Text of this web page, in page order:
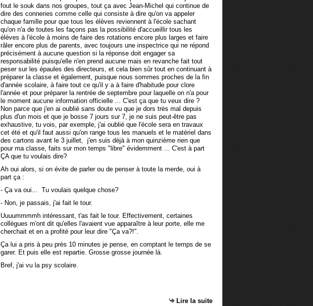
fout le souk dans nos groupes, tout ça avec Jean-Michel qui continue de
dire des conneries comme celle qui consiste à dire qu'on va appeler
chaque famille pour que tous les élèves reviennent à l'école sachant
qu'on n'a de toutes les façons pas la possibilité d'accueillir tous les
élèves à l'école à moins de faire des rotations encore plus larges et faire
râler encore plus de parents, avec toujours une inspectrice qui ne répond
précisément à aucune question si la réponse doit engager sa
responsabilité puisqu'elle n'en prend aucune mais en revanche fait tout
peser sur les épaules des directeurs, et cela bien sûr tout en continuant à
préparer la classe et également, puisque nous sommes proches de la fin
d'année scolaire, à faire tout ce qu'il y a à faire d'habitude pour clore
l'année et pour préparer la rentrée de septembre pour laquelle on n'a pour
le moment aucune information officielle ... C'est ça que tu veux dire ?
Non parce que j'en ai oublié sans doute vu que je dors très mal depuis
plus d'un mois et que je bosse 7 jours sur 7, je ne suis peut-être pas
exhaustive, tu vois, par exemple, j'ai oublié que l'école sera en travaux
cet été et qu'il faut aussi qu'on range tous les manuels et le matériel dans
des cartons avant le 3 juillet, j'en suis déjà à mon quinzième rien que
pour ma classe, faits sur mon temps "libre" évidemment ... C'est à part
ÇA que tu voulais dire?
Ah oui alors, si on évite de parler ou de penser à toute la merde, oui à
part ça :
- Ça va oui... Tu voulais quelque chose?
- Non, je passais, j'ai fait le tour.
Uuuummmmh intéressant, t'as fait le tour. Effectivement, certaines
collègues m'ont dit qu'elles l'avaient vue apparaître à leur porte, elle me
cherchait et en a profité pour leur dire "Ça va?!".
Ça lui a pris à peu près 10 minutes je pense, en comptant le temps de se
garer. Et puis elle est repartie. Grosse grosse journée là.
Bref, j'ai vu la psy scolaire.
Lire la suite